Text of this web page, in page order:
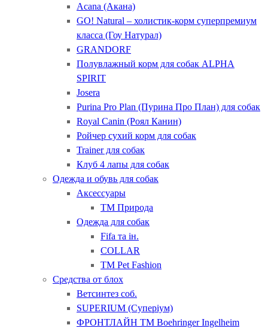
Acana (Акана)
GO! Natural – холистик-корм суперпремиум
класса (Гоу Натурал)
GRANDORF
Полувлажный корм для собак ALPHA
SPIRIT
Josera
Purina Pro Plan (Пурина Про План) для собак
Royal Canin (Роял Канин)
Ройчер сухий корм для собак
Trainer для собак
Клуб 4 лапы для собак
Одежда и обувь для собак
Аксессуары
ТМ Природа
Одежда для собак
Fifa та ін.
COLLAR
ТМ Pet Fashion
Средства от блох
Ветсинтез соб.
SUPERIUM (Суперіум)
ФРОНТЛАЙН ТМ Boehringer Ingelheim